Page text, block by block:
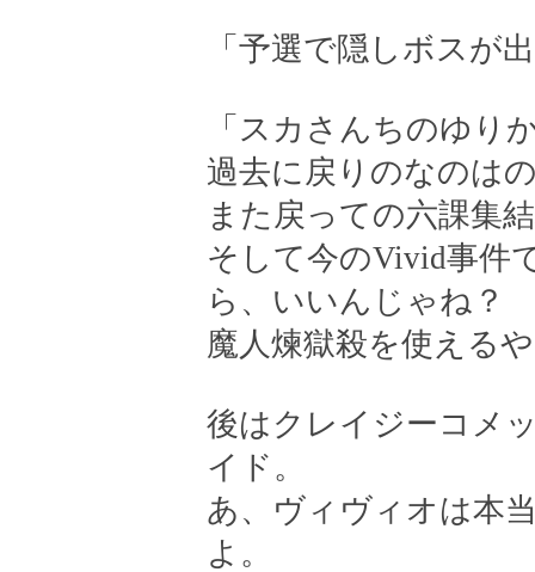
「予選で隠しボスが
「スカさんちのゆり
過去に戻りのなのは
また戻っての六課集
そして今のVivid事件
ら、いいんじゃね？
魔人煉獄殺を使える
後はクレイジーコメ
イド。
あ、ヴィヴィオは本
よ。